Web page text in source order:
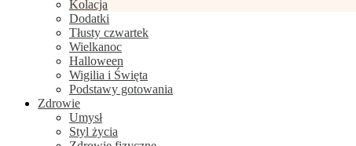
Kolacja
Dodatki
Tłusty czwartek
Wielkanoc
Halloween
Wigilia i Święta
Podstawy gotowania
Zdrowie
Umysł
Styl życia